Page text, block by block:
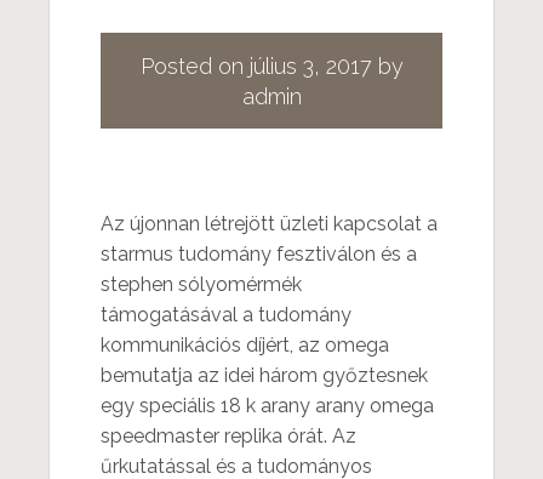
Posted on július 3, 2017 by
admin
Az újonnan létrejött üzleti kapcsolat a
starmus tudomány fesztiválon és a
stephen sólyomérmék
támogatásával a tudomány
kommunikációs díjért, az omega
bemutatja az idei három győztesnek
egy speciális 18 k arany arany omega
speedmaster replika órát. Az
űrkutatással és a tudományos